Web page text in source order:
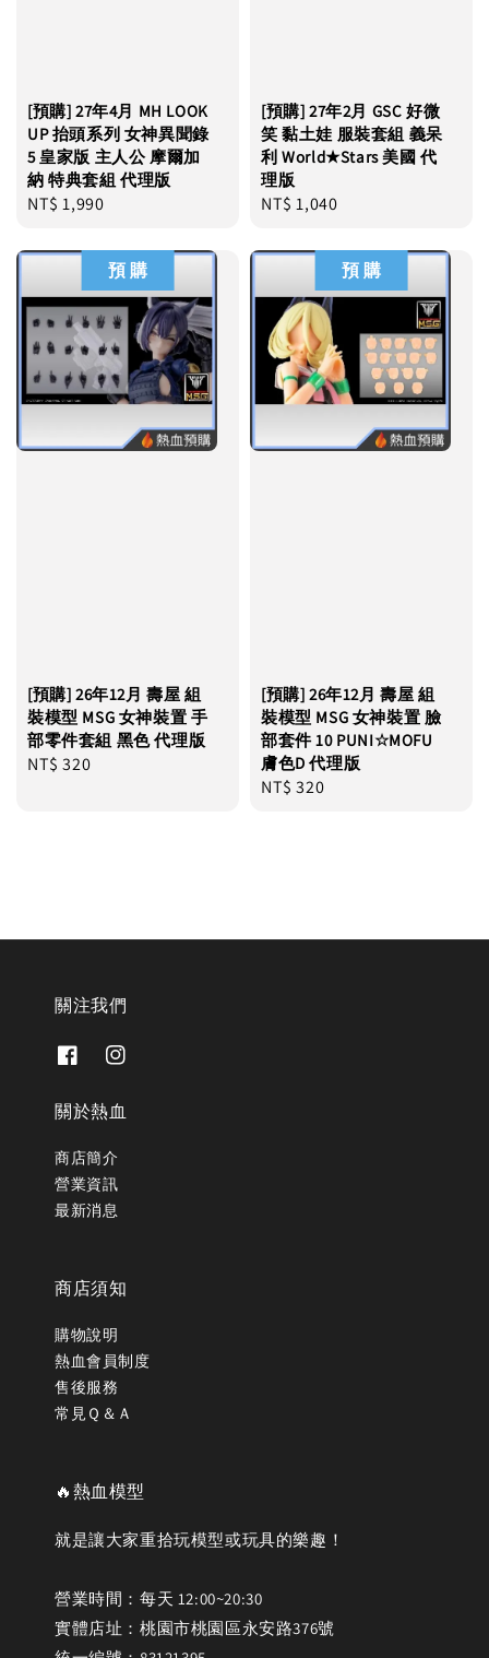
[預購] 27年4月 MH LOOK
UP 抬頭系列 女神異聞錄
5 皇家版 主人公 摩爾加
納 特典套組 代理版
Regular
NT$ 1,990
[預購] 27年2月 GSC 好微
笑 黏土娃 服裝套組 義呆
利 World★Stars 美國 代
理版
Regular
NT$ 1,040
預 購
[預購] 26年12月 壽屋 組
裝模型 MSG 女神裝置 手
部零件套組 黑色 代理版
Regular
NT$ 320
預 購
[預購] 26年12月 壽屋 組
裝模型 MSG 女神裝置 臉
部套件 10 PUNI☆MOFU
膚色D 代理版
Regular
NT$ 320
關注我們
關於熱血
商店簡介
營業資訊
最新消息
商店須知
購物說明
熱血會員制度
售後服務
常見Ｑ＆Ａ
🔥熱血模型
就是讓大家重拾玩模型或玩具的樂趣！
營業時間：每天 12:00~20:30
實體店址：桃園市桃園區永安路376號